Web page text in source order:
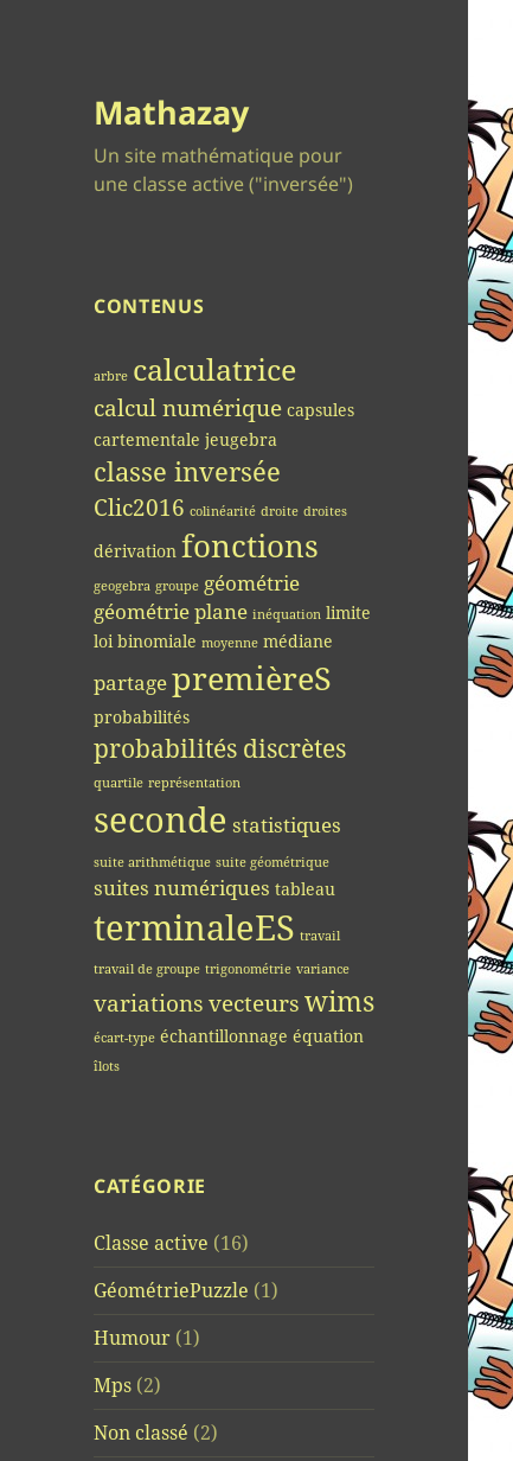
Mathazay
Un site mathématique pour
une classe active ("inversée")
CONTENUS
arbre calculatrice
calcul numérique capsules
cartementale jeugebra
classe inversée
Clic2016 colinéarité droite droites
dérivation fonctions
geogebra groupe géométrie
géométrie plane inéquation limite
loi binomiale moyenne médiane
partagepremièreS
probabilités
probabilités discrètes
quartile représentation
seconde statistiques
suite arithmétique suite géométrique
suites numériques tableau
terminaleES travail
travail de groupe trigonométrie variance
variations vecteurs wims
écart-type échantillonnage équation
îlots
CATÉGORIE
Classe active (16)
GéométriePuzzle (1)
Humour (1)
Mps (2)
Non classé (2)